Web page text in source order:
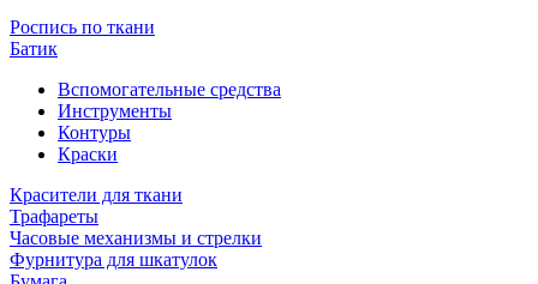
Роспись по ткани
Батик
Вспомогательные средства
Инструменты
Контуры
Краски
Красители для ткани
Трафареты
Часовые механизмы и стрелки
Фурнитура для шкатулок